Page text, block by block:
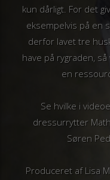
kun dårligt. For det
eksempelvis på en
derfor lavet tre
have på rygraden,
en
Se hvilke i
dressurrytter
Søren
Produceret af Lisa